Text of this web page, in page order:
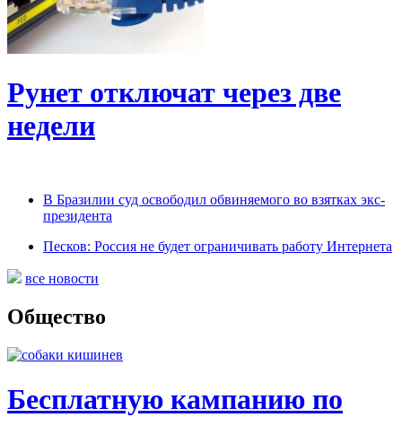
Рунет отключат через две
недели
В Бразилии суд освободил обвиняемого во взятках экс-
президента
Песков: Россия не будет ограничивать работу Интернета
все новости
Общество
Бесплатную кампанию по